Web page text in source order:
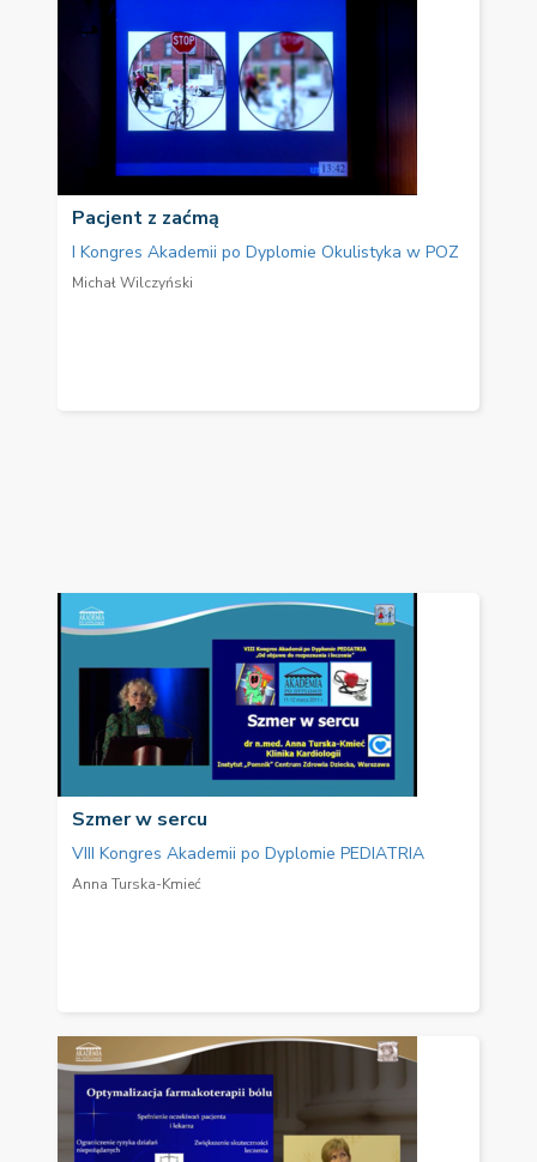
Pacjent z zaćmą
I Kongres Akademii po Dyplomie Okulistyka w POZ
Michał Wilczyński
Szmer w sercu
VIII Kongres Akademii po Dyplomie PEDIATRIA
Anna Turska-Kmieć